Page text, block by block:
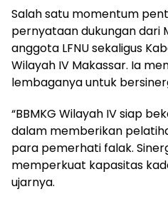
Salah satu momentum
pernyataan dukungan dari
anggota LFNU sekaligus
Wilayah IV Makassar. Ia
lembaganya untuk
“BBMKG Wilayah IV siap
dalam memberikan
para pemerhati falak.
memperkuat kapasitas
ujarnya.